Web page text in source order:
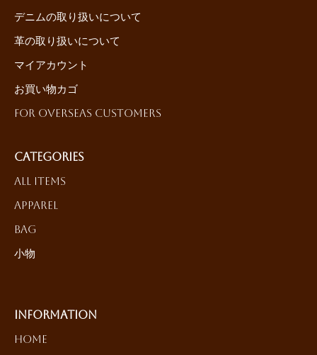
デニムの取り扱いについて
革の取り扱いについて
マイアカウント
お買い物カゴ
For Overseas Customers
Categories
All Items
Apparel
Bag
小物
Information
HOME